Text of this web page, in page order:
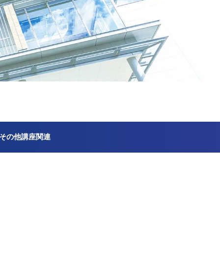
の他講座関連